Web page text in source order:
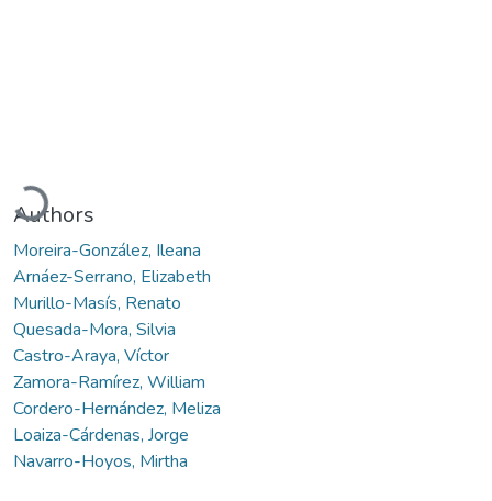
Loading...
Authors
Moreira-González, Ileana
Arnáez-Serrano, Elizabeth
Murillo-Masís, Renato
Quesada-Mora, Silvia
Castro-Araya, Víctor
Zamora-Ramírez, William
Cordero-Hernández, Meliza
Loaiza-Cárdenas, Jorge
Navarro-Hoyos, Mirtha